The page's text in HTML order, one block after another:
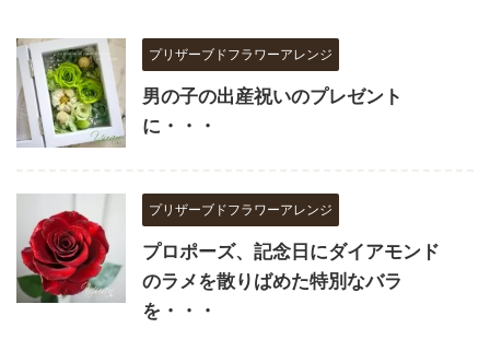
プリザーブドフラワーアレンジ
男の子の出産祝いのプレゼント
に・・・
プリザーブドフラワーアレンジ
プロポーズ、記念日にダイアモンド
のラメを散りばめた特別なバラ
を・・・